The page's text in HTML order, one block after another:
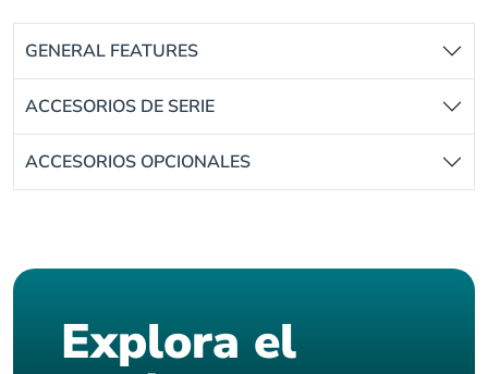
GENERAL FEATURES
ACCESORIOS DE SERIE
ACCESORIOS OPCIONALES
Explora el